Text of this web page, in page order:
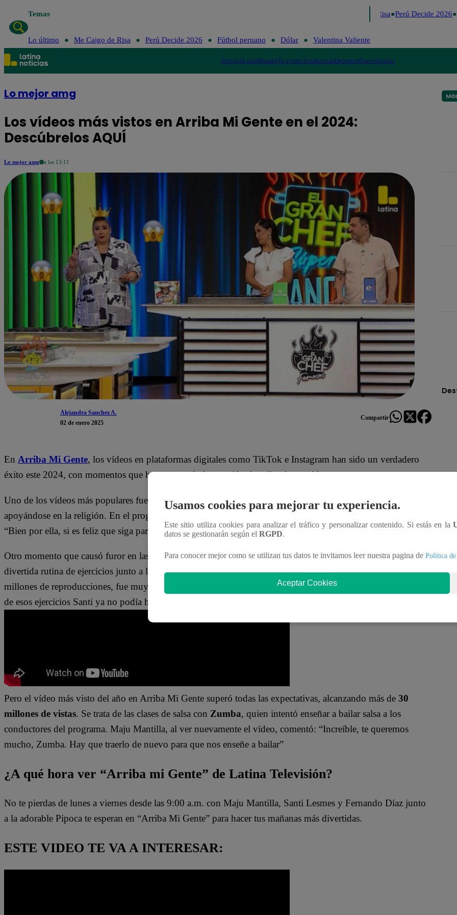
Temas Me Caigo de Risa Perú Decide 2026
Lo último Me Caigo de Risa Perú Decide 2026 Fútbol peruano Dólar Valentina Valiente
PolíticaLimaMundoTe ayudoTendenciasDeportesEspectáculos
Lo mejor amg
Los vídeos más vistos en Arriba Mi Gente en el 2024:
Descúbrelos AQUÍ
Lo mejor amg a las 13:11
Alejandra Sanchez A.
02 de enero 2025
Compartir
En Arriba Mi Gente, los vídeos en plataformas digitales como TikTok e Instagram han sido un verdadero
éxito este 2024, con momentos que han capturado la atención de miles de seguidores.
Uno de los vídeos más populares fue el deOlinda Castañeda
, quien ahora vive una nueva etapa de su vida
apoyándose en la religión. En el programa, Fernando Díaz expresó su apoyo con un mensaje de positividad:
“Bien por ella, si es feliz que siga para adelante.”
Otro momento que causó furor en las redes sociales fue la visita deMelissa Loza, quien participó en una
divertida rutina de ejercicios junto a los conductores y las mamitas del programa. El vídeo, que alcanzó 1.8
millones de reproducciones, fue muy comentado:
“Qué buena rutina hicimos ese día, recuerdo que después
de esos ejercicios Santi ya no podía hacer nada,”
Pero el vídeo más visto del año en Arriba Mi Gente superó todas las expectativas, alcanzando más de 30
millones de vistas. Se trata de las clases de salsa con Zumba, quien intentó enseñar a bailar salsa a los
conductores del programa. Maju Mantilla, al ver nuevamente el vídeo, comentó: “Increíble, te queremos
mucho, Zumba. Hay que traerlo de nuevo para que nos enseñe a bailar”
¿A qué hora ver “Arriba mi Gente” de Latina Televisión?
No te pierdas de lunes a viernes desde las 9:00 a.m. con Maju Mantilla, Santi Lesmes y Fernando Díaz junto
a la adorable Pipoca te esperan en “Arriba Mi Gente” para hacer tus mañanas más divertidas.
ESTE VIDEO TE VA A INTERESAR:
Usamos cookies para mejorar tu experiencia.
Este sitio utiliza cookies para analizar el tráfico y personalizar contenido. Si estás en la
datos se gestionarán según el RGPD.
Para conocer mejor como se utilizan tus datos te invitamos leer nuestra pagina de Política
Aceptar Cookies